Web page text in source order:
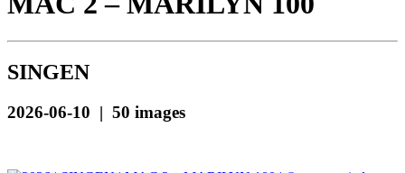
SINGEN
2026-06-10 | 50 images